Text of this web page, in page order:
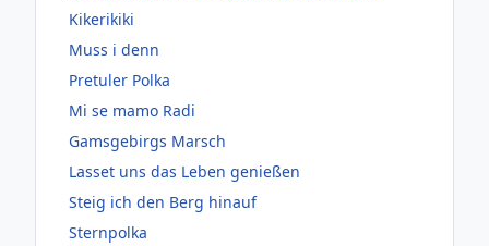
Kikerikiki
Muss i denn
Pretuler Polka
Mi se mamo Radi
Gamsgebirgs Marsch
Lasset uns das Leben genießen
Steig ich den Berg hinauf
Sternpolka